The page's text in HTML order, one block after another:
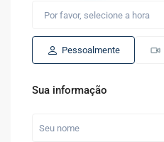
Pessoalmente
Sua informação